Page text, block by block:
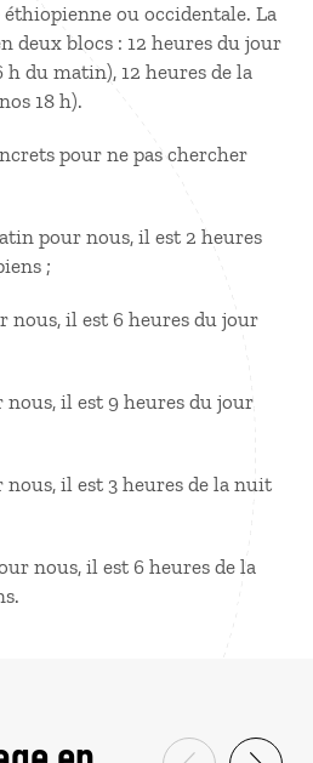
éthiopienne ou occidentale. La
deux blocs : 12 heures du jour
du matin), 12 heures de la
18 h).
pour ne pas chercher
pour nous, il est 2 heures
;
nous, il est 6 heures du jour
nous, il est 9 heures du jour
nous, il est 3 heures de la nuit
nous, il est 6 heures de la